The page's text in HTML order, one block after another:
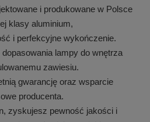
i produkowane w Polsce
klasy aluminium,
i perfekcyjne wykończenie.
lampy do wnętrza
zawiesiu.
gwarancję oraz wsparcie
producenta.
zyskujesz pewność jakości i